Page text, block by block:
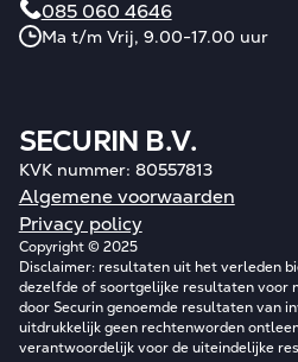
085 060 4646
Ma t/m Vrij, 9.00-17.00 uur
SECURIN B.V.
KVK nummer: 80557813
Algemene voorwaarden
Privacy policy
Copyright © 2025
Disclaimer: resultaten uit het verleden
dezelfde of soortgelijke resultaten voor
door Securin genoemde resultaten van
uitdrukkelijk geen rechtenworden
verantwoordelijk voor de uiteindelijke